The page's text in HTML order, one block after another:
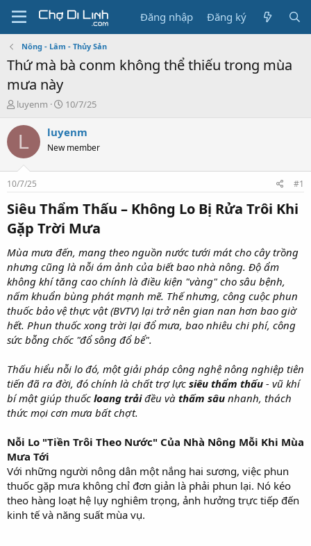
Đăng nhập Đăng ký
Nông - Lâm - Thủy Sản
Thứ mà bà conm không thể thiếu trong mùa
mưa này
T
r
a
s
t
a
r
t
r
luyenm
N
à
g
10/7/25
L luyenm
New member
10/7/25 #1
Siêu Thẩm Thấu – Không Lo Bị Rửa Trôi Khi
Gặp Trời Mưa
Mùa mưa đến, mang theo nguồn nước tưới mát cho cây trồng
nhưng cũng là nỗi ám ảnh của biết bao nhà nông. Độ ẩm
không khí tăng cao chính là điều kiện "vàng" cho sâu bệnh,
nấm khuẩn bùng phát mạnh mẽ. Thế nhưng, công cuộc phun
thuốc bảo vệ thực vật (BVTV) lại trở nên gian nan hơn bao giờ
hết. Phun thuốc xong trời lại đổ mưa, bao nhiêu chi phí, công
sức bỗng chốc "đổ sông đổ bể".
Thấu hiểu nỗi lo đó, một giải pháp công nghệ nông nghiệp tiên
tiến đã ra đời, đó chính là chất trợ lực siêu thẩm thấu - vũ khí
bí mật giúp thuốc loang trảiđều và thấm sâu nhanh, thách
thức mọi cơn mưa bất chợt.
Nỗi Lo "Tiền Trôi Theo Nước" Của Nhà Nông Mỗi Khi Mùa
Mưa Tới
Với những người nông dân một nắng hai sương, việc phun
thuốc gặp mưa không chỉ đơn giản là phải phun lại. Nó kéo
theo hàng loạt hệ lụy nghiêm trọng, ảnh hưởng trực tiếp đến
kinh tế và năng suất mùa vụ.